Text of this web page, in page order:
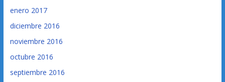
enero 2017
diciembre 2016
noviembre 2016
octubre 2016
septiembre 2016